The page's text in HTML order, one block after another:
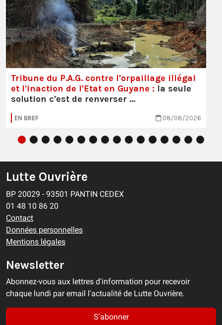
Tribune du P.A.G. contre l'orpaillage illégal
et l'inaction de l'Etat en Guyane : la seule
solution c'est de renverser …
EN BREF 08/08/2026
Lutte Ouvrière
BP 20029 - 93501 PANTIN CEDEX
01 48 10 86 20
Contact
Données personnelles
Mentions légales
Newsletter
Abonnez-vous aux lettres d'information pour recevoir
chaque lundi par email l'actualité de Lutte Ouvrière.
S'abonner